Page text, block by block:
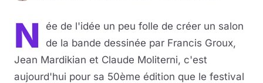
N
ée de l'idée un peu folle de créer un salon
de la bande dessinée par Francis Groux,
Jean Mardikian et Claude Moliterni, c'est
aujourd'hui pour sa 50ème édition que le festival